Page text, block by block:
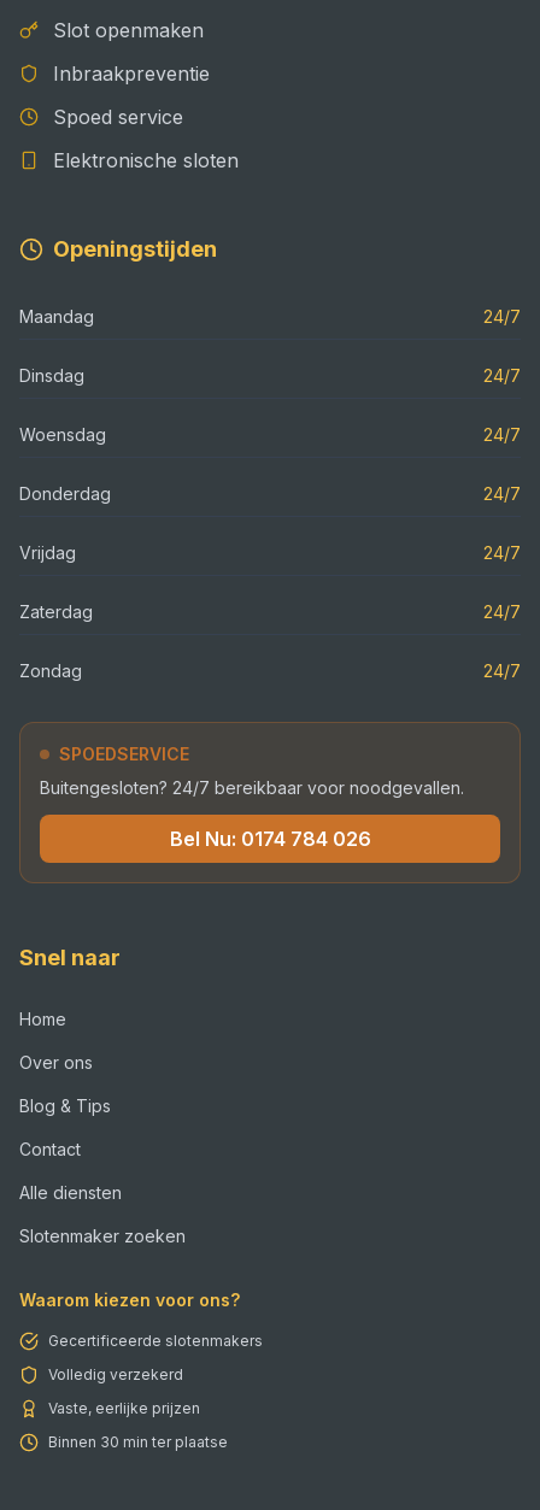
Slot openmaken
Inbraakpreventie
Spoed service
Elektronische sloten
Openingstijden
Maandag 24/7
Dinsdag 24/7
Woensdag 24/7
Donderdag 24/7
Vrijdag 24/7
Zaterdag 24/7
Zondag 24/7
SPOEDSERVICE
Buitengesloten? 24/7 bereikbaar voor noodgevallen.
Bel Nu: 0174 784 026
Snel naar
Home
Over ons
Blog & Tips
Contact
Alle diensten
Slotenmaker zoeken
Waarom kiezen voor ons?
Gecertificeerde slotenmakers
Volledig verzekerd
Vaste, eerlijke prijzen
Binnen 30 min ter plaatse